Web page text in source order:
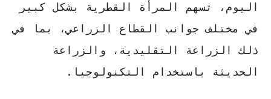
اليوم، تسهم المرأة القطرية بشكل كبير
في مختلف جوانب القطاع الزراعي، بما في
ذلك الزراعة التقليدية، والزراعة
الحديثة باستخدام التكنولوجيا.